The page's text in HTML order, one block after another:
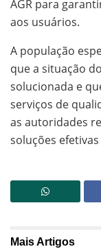
AGR para
aos usuários.
A população
que a situação
solucionada e
serviços de
as autoridades
soluções
MaisArtigos